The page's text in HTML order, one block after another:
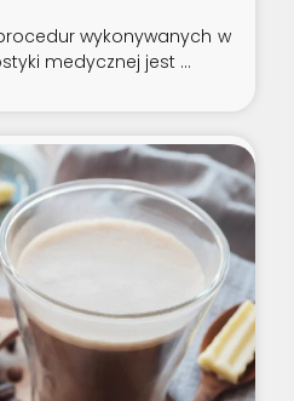
wykonywanych w
medycznej jest